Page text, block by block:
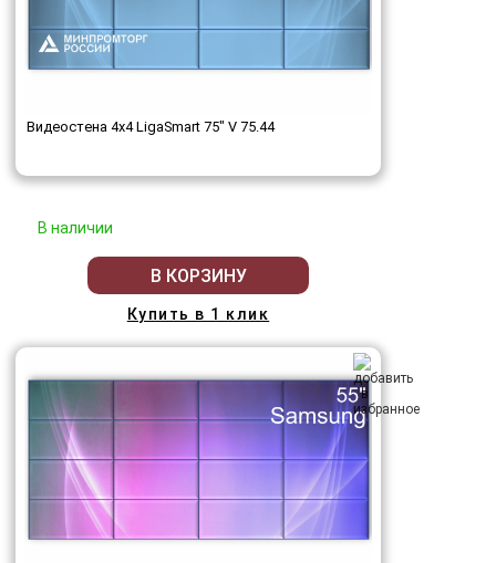
Видеостена 4x4 LigaSmart 75" V 75.44
В наличии
В КОРЗИНУ
Купить в 1 клик